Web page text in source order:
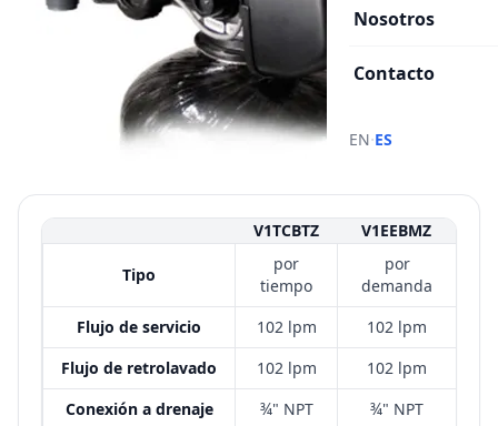
Nosotros
Contacto
EN·ES
V1TCBTZ V1EEBMZ
Tipo
por
tiempo
por
demanda
Flujo de servicio
102 lpm
102 lpm
Flujo de retrolavado
102 lpm
102 lpm
Conexión a drenaje
¾" NPT ¾" NPT